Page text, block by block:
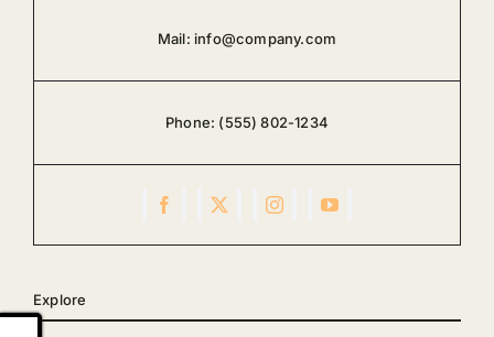
Mail: info@company.com
Phone: (555) 802-1234
Explore